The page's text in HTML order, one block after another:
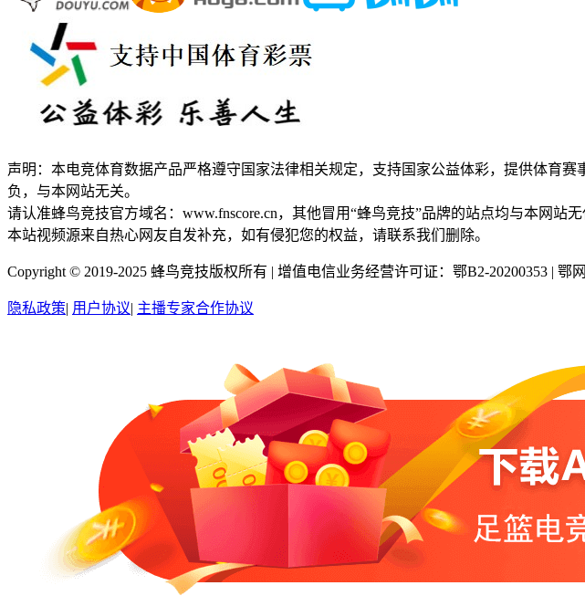
声明：本电竞体育数据产品严格遵守国家法律相关规定，支持国家公益体彩，提供体育
负，与本网站无关。
请认准蜂鸟竞技官方域名：www.fnscore.cn，其他冒用“蜂鸟竞技”品牌的站点均与本网站
本站视频源来自热心网友自发补充，如有侵犯您的权益，请联系我们删除。
Copyright © 2019-2025 蜂鸟竞技版权所有 | 增值电信业务经营许可证：鄂B2-20200353 | 鄂
隐私政策| 用户协议| 主播专家合作协议